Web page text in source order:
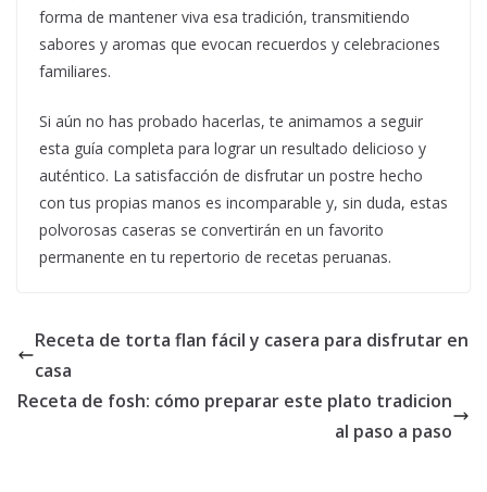
forma de mantener viva esa tradición, transmitiendo
sabores y aromas que evocan recuerdos y celebraciones
familiares.
Si aún no has probado hacerlas, te animamos a seguir
esta guía completa para lograr un resultado delicioso y
auténtico. La satisfacción de disfrutar un postre hecho
con tus propias manos es incomparable y, sin duda, estas
polvorosas caseras se convertirán en un favorito
permanente en tu repertorio de recetas peruanas.
Receta de torta flan fácil y casera para disfrutar en
casa
Receta de fosh: cómo preparar este plato tradicion
al paso a paso